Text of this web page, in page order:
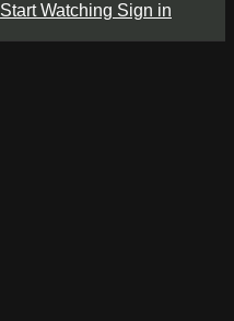
Start Watching Sign in